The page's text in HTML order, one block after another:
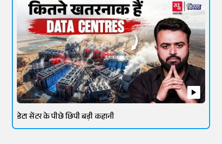
डेटा सेंटर के पीछे छिपी बड़ी कहानी